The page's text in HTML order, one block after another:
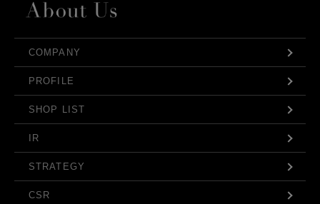
COMPANY
PROFILE
SHOP LIST
IR
STRATEGY
CSR